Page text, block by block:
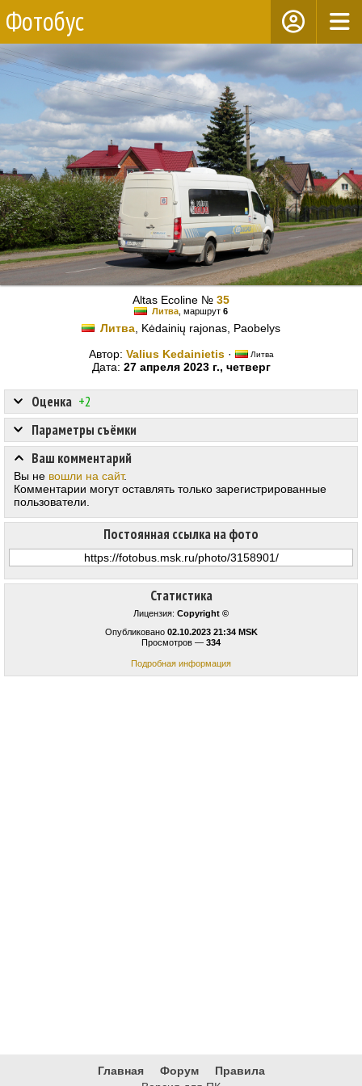
Фотобус
Altas Ecoline № 35
Литва , маршрут 6
Литва , Kėdainių rajonas, Paobelys
Автор: Valius Kedainietis· Литва
Дата: 27 апреля 2023 г., четверг
Статистика
Лицензия: Copyright ©
Опубликовано 02.10.2023 21:34 MSK
Просмотров — 334
Подробная информация
Оценка +2
Постоянная ссылка на фото
Параметры съёмки
Ваш комментарий
Вы не вошли на сайт.
Комментарии могут оставлять только зарегистрированные
пользователи.
Главная Форум
Правила